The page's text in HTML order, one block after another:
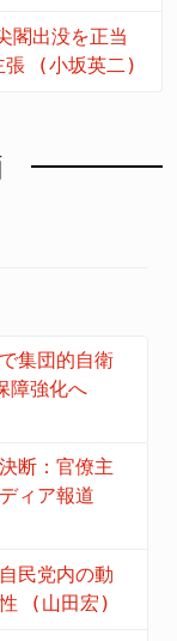
閣出没を正当
張 (小坂英二)
集団的自衛
障強化へ
断：官僚主
ィア報道
民党内の動
性 (山田宏)